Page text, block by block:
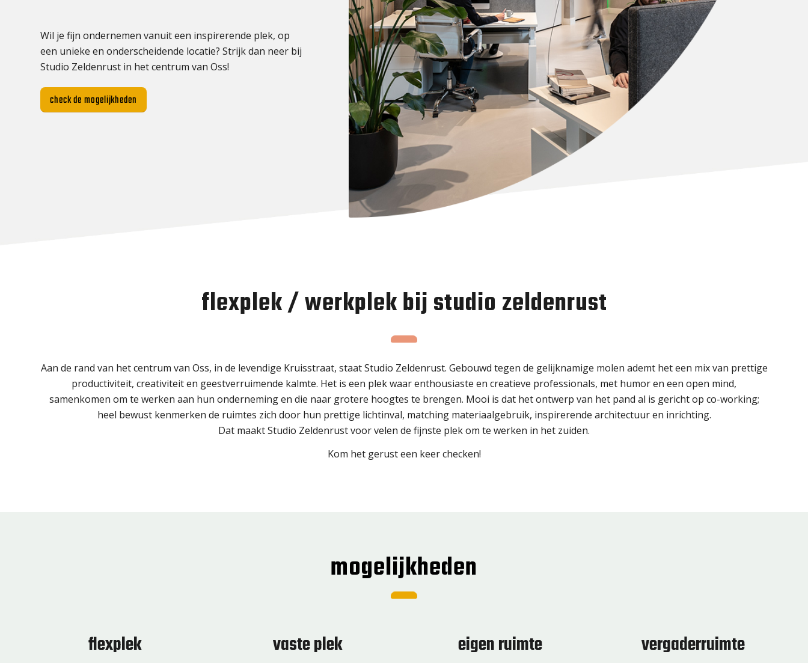
Wil je fijn ondernemen vanuit een inspirerende plek, op
een unieke en onderscheidende locatie? Strijk dan neer bij
Studio Zeldenrust in het centrum van Oss!
check de mogelijkheden
flexplek / werkplek bij studio zeldenrust
Aan de rand van het centrum van Oss, in de levendige Kruisstraat, staat Studio Zeldenrust. Gebouwd tegen de gelijknamige molen ademt het een mix van prettige
productiviteit, creativiteit en geestverruimende kalmte. Het is een plek waar enthousiaste en creatieve professionals, met humor en een open mind,
samenkomen om te werken aan hun onderneming en die naar grotere hoogtes te brengen. Mooi is dat het ontwerp van het pand al is gericht op co-working;
heel bewust kenmerken de ruimtes zich door hun prettige lichtinval, matching materiaalgebruik, inspirerende architectuur en inrichting.
Dat maakt Studio Zeldenrust voor velen de fijnste plek om te werken in het zuiden.
Kom het gerust een keer checken!
mogelijkheden
flexplek vaste plek eigen ruimte vergaderruimte